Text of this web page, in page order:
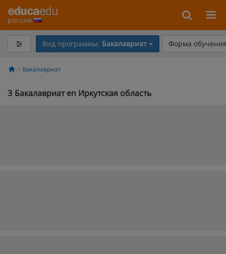
россия
Вид программы: Бакалавриат Форма
Бакалавриат
3 Бакалавриат en Иркутская область